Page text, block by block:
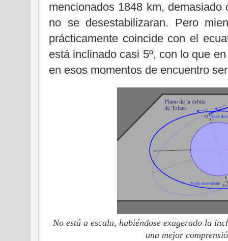
mencionados 1848 km,
no se desestabilizaran. Pero
prácticamente coincide con el
está inclinado casi 5º, con lo que
en esos momentos de encuentro
No está a escala, habiéndose exagerado la
una mejor